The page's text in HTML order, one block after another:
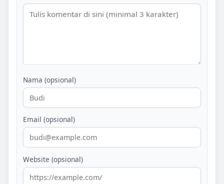
Nama (opsional)
Email (opsional)
Website (opsional)